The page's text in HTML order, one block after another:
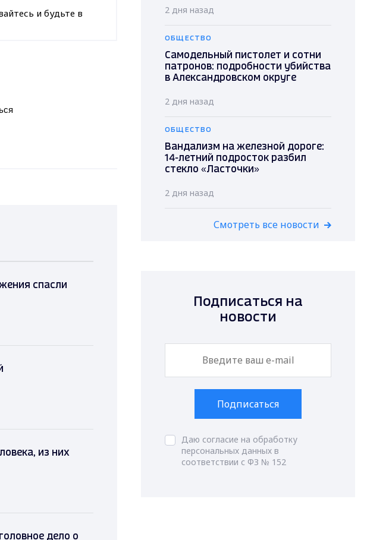
и будьте в
спасли
из них
дело о
2 дня назад
ОБЩЕСТВО
Самодельный пистолет и сотни
патронов: подробности убийства
в Александровском округе
2 дня назад
ОБЩЕСТВО
Вандализм на железной дороге:
14-летний подросток разбил
стекло «Ласточки»
2 дня назад
Смотреть все новости
Подписаться на
новости
Подписаться
Даю согласие на обработку
персональных данных в
соответствии с ФЗ № 152